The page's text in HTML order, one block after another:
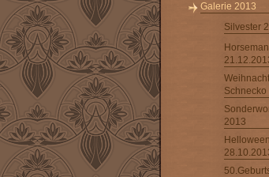
Galerie 2013
Silvester
Schnecko
2013